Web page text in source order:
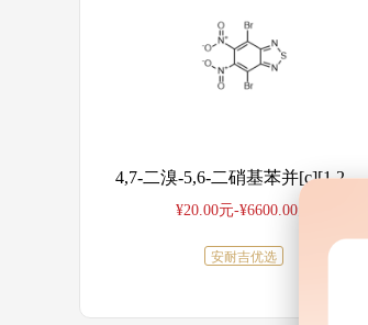
4,7-二溴-5,6-二硝基苯并[c][1,2,5]噻二唑
¥20.00元-¥6600.00元
安耐吉优选